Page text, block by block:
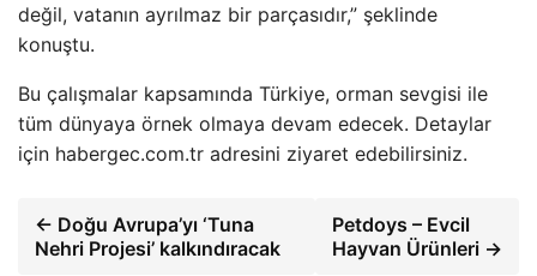
değil, vatanın ayrılmaz bir parçasıdır,” şeklinde
konuştu.
Bu çalışmalar kapsamında Türkiye, orman sevgisi ile
tüm dünyaya örnek olmaya devam edecek. Detaylar
için habergec.com.tr adresini ziyaret edebilirsiniz.
← Doğu Avrupa’yı ‘Tuna
Nehri Projesi’ kalkındıracak
Petdoys – Evcil
Hayvan Ürünleri →